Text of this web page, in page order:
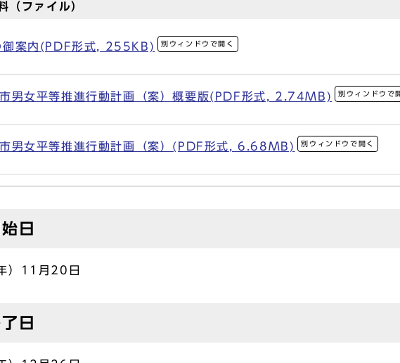
（ファイル）
御案内(PDF形式, 255KB) 別ウィンドウで開く
男女平等推進行動計画（案）概要版(PDF形式, 2.74MB) 別ウィンドウで
男女平等推進行動計画（案）(PDF形式, 6.68MB) 別ウィンドウで開く
日
）11月20日
日